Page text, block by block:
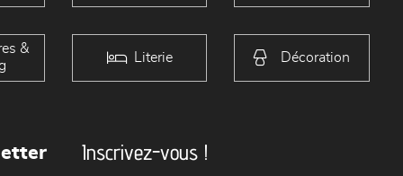
&
Literie Décoration
Inscrivez-vous !